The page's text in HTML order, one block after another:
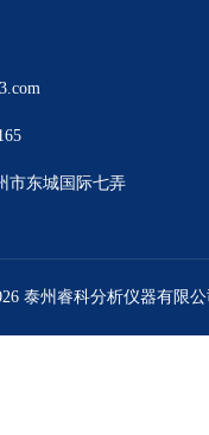
市东城国际七弄
泰州睿科分析仪器有限